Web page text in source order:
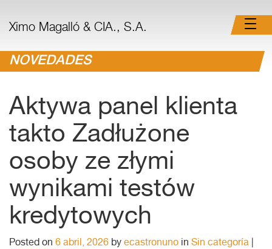
Ximo Magalló & CIA., S.A.
NOVEDADES
Aktywa panel klienta
takto Zadłużone
osoby ze złymi
wynikami testów
kredytowych
Posted on 6 abril, 2026 by ecastronuno in Sin categoría